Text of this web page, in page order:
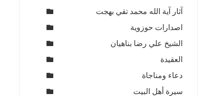
آثار آية الله محمد تقي بهجت
اصدارات حوزوية
الشيخ علي رضا بناهيان
العقيدة
دعاء ومناجاة
سيرة أهل البيت